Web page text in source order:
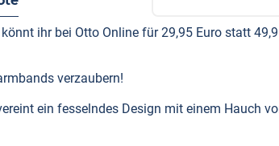
könnt ihr bei Otto Online für 29,95 Euro statt
verzaubern!
ein fesselndes Design mit einem Hauch